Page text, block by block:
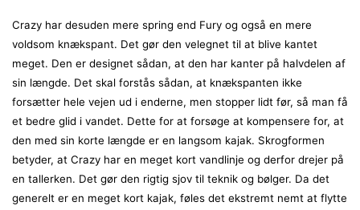
Crazy har desuden mere spring end Fury og også en mere
voldsom knækspant. Det gør den velegnet til at blive kantet
meget. Den er designet sådan, at den har kanter på halvdelen af
sin længde. Det skal forstås sådan, at knækspanten ikke
forsætter hele vejen ud i enderne, men stopper lidt før, så man få
et bedre glid i vandet. Dette for at forsøge at kompensere for, at
den med sin korte længde er en langsom kajak. Skrogformen
betyder, at Crazy har en meget kort vandlinje og derfor drejer på
en tallerken. Det gør den rigtig sjov til teknik og bølger. Da det
generelt er en meget kort kajak, føles det ekstremt nemt at flytte